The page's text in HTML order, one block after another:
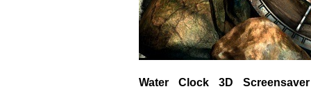
Water Clock 3D Screensaver